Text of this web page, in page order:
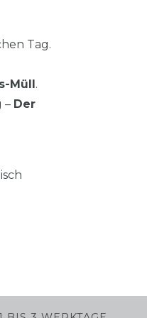
Tag.
Müll .
– Der